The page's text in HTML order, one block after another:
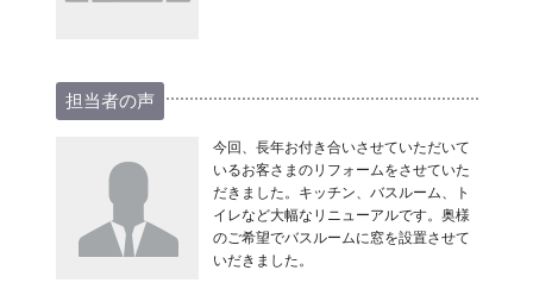
担当者の声
今回、長年お付き合いさせていただいて
いるお客さまのリフォームをさせていた
だきました。キッチン、バスルーム、ト
イレなど大幅なリニューアルです。奥様
のご希望でバスルームに窓を設置させて
いだきました。